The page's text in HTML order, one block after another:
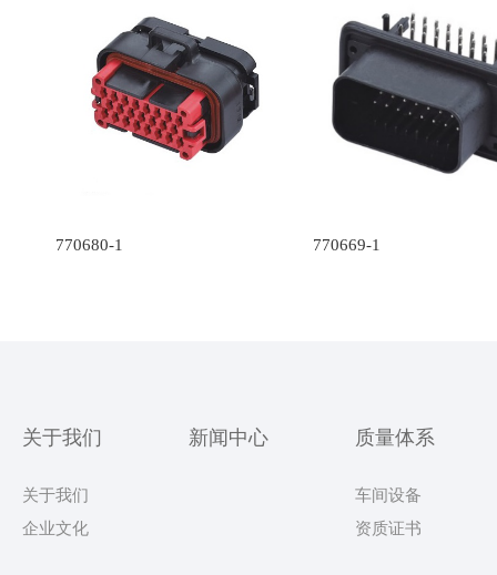
770680-1 770669-1
关于我们
关于我们
企业文化
新闻中心 质量体系
车间设备
资质证书